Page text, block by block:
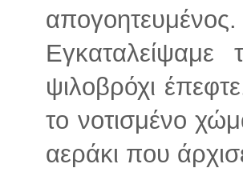
ψιλοβρόχι
το νοτισμένο
αεράκι που